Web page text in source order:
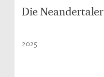
Die Neandertaler
2025